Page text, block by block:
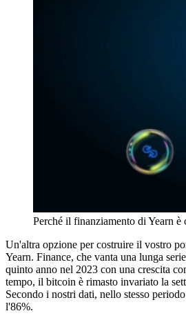
Perché il finanziamento di Yearn è
Un'altra opzione per costruire il vostro
Yearn. Finance, che vanta una lunga
quinto anno nel 2023 con una crescita
tempo, il bitcoin è rimasto invariato la
Secondo i nostri dati, nello stesso
l'86%.